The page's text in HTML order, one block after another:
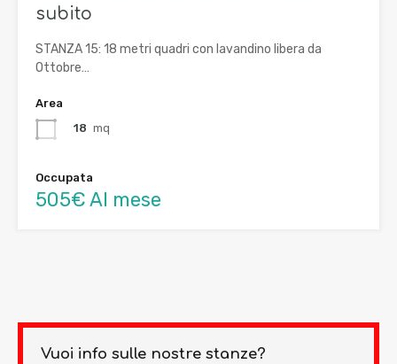
subito
STANZA 15: 18 metri quadri con lavandino libera da
Ottobre…
Area
18 mq
Occupata
505€ Al mese
Vuoi info sulle nostre stanze?